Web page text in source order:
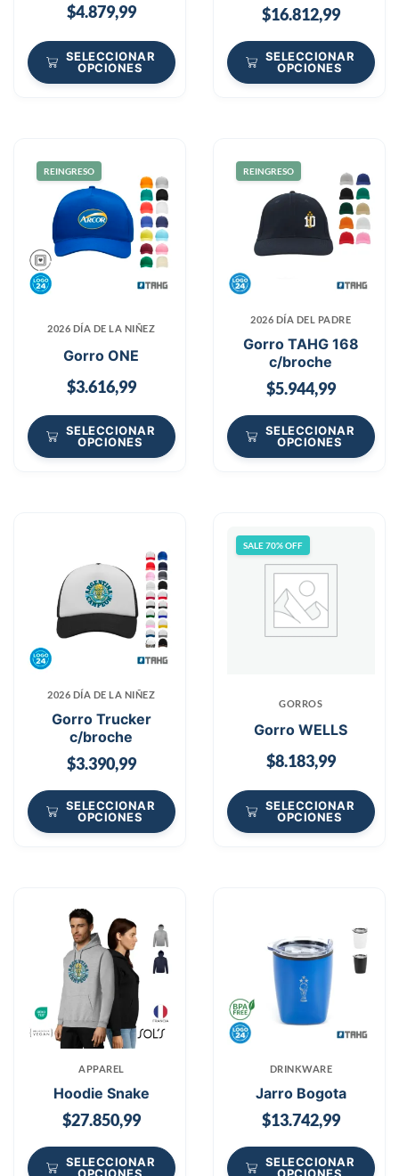
$4.879,99
SELECCIONAR
OPCIONES
$16.812,99
SELECCIONAR
OPCIONES
REINGRESO
2026 DÍA DE LA NIÑEZ
Gorro ONE
$3.616,99
SELECCIONAR
OPCIONES
REINGRESO
2026 DÍA DEL PADRE
Gorro TAHG 168
c/broche
$5.944,99
SELECCIONAR
OPCIONES
2026 DÍA DE LA NIÑEZ
Gorro Trucker
c/broche
$3.390,99
SELECCIONAR
OPCIONES
SALE 70% OFF
GORROS
Gorro WELLS
$8.183,99
SELECCIONAR
OPCIONES
APPAREL
Hoodie Snake
$27.850,99
SELECCIONAR
DRINKWARE
Jarro Bogota
$13.742,99
SELECCIONAR